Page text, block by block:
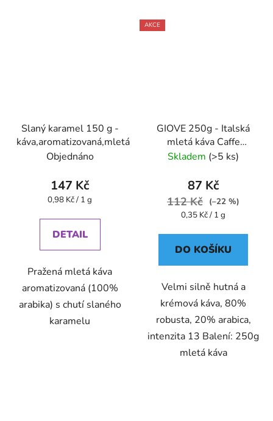
Slaný karamel 150 g -
káva,aromatizovaná,mletá
Objednáno
147 Kč
Měrná
0,98 Kč / 1 g
DETAIL
Pražená mletá káva
aromatizovaná (100%
arabika) s chutí slaného
karamelu
AKCE
GIOVE 250g - Italská
mletá káva Caffe
Pompeii
Skladem (>5 ks)
87 Kč
112 Kč
(–22 %)
Měrná
0,35 Kč / 1 g
DO KOŠÍKU
Velmi silně hutná a
krémová káva, 80%
robusta, 20% arabica,
intenzita 13 Balení: 250g
mletá káva